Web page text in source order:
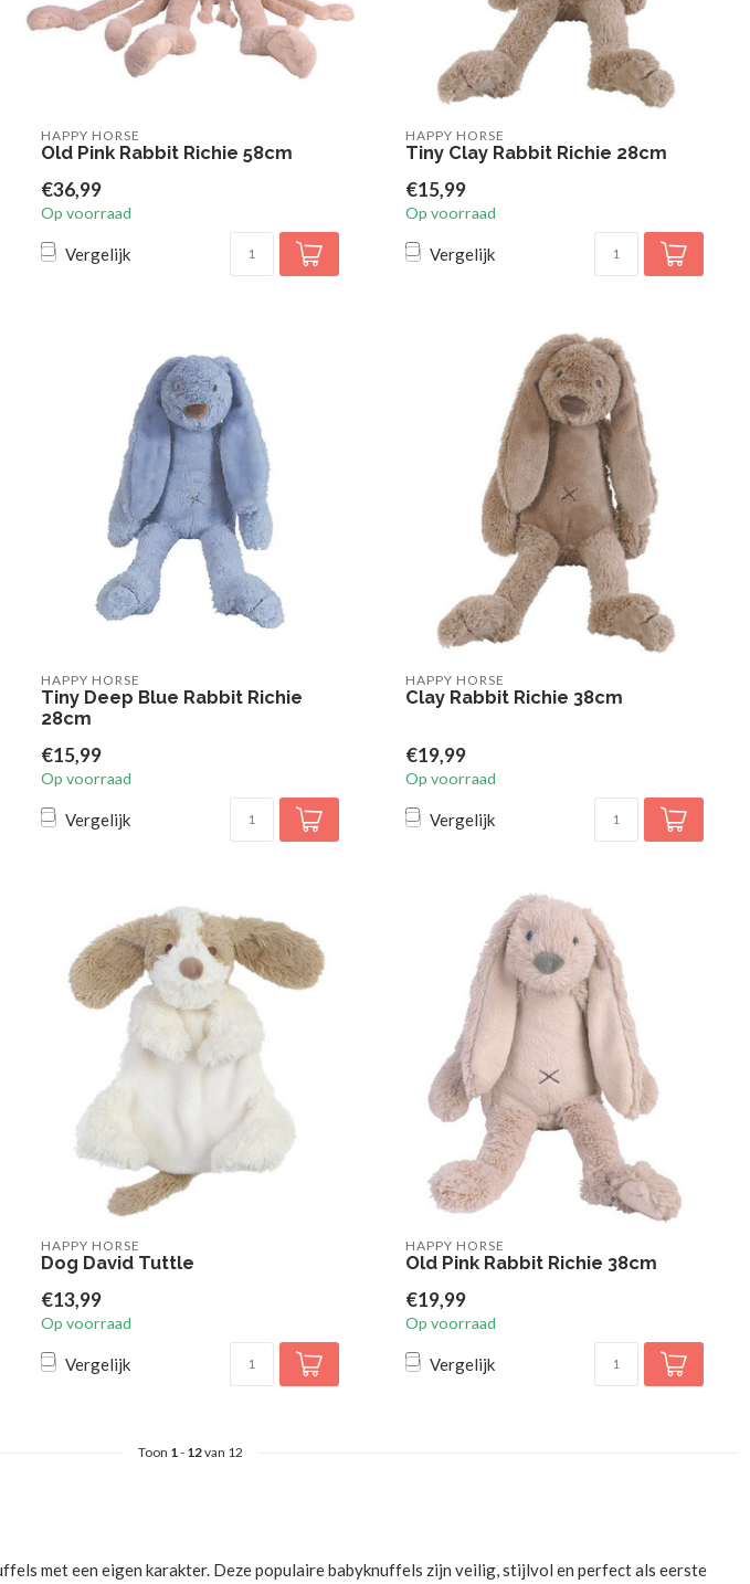
HAPPY HORSE
Old Pink Rabbit Richie 58cm
€36,99
Op voorraad
Vergelijk
HAPPY HORSE
Tiny Clay Rabbit Richie 28cm
€15,99
Op voorraad
Vergelijk
HAPPY HORSE
Tiny Deep Blue Rabbit Richie
28cm
€15,99
Op voorraad
Vergelijk
HAPPY HORSE
Clay Rabbit Richie 38cm
€19,99
Op voorraad
Vergelijk
HAPPY HORSE
Dog David Tuttle
€13,99
Op voorraad
Vergelijk
HAPPY HORSE
Old Pink Rabbit Richie 38cm
€19,99
Op voorraad
Vergelijk
Toon 1- 12van 12
met een eigen karakter. Deze populaire babyknuffels zijn veilig, stijlvol en perfect als eerste